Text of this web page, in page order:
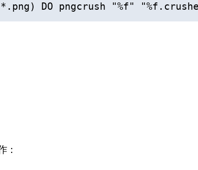
DO pngcrush "%f"
：